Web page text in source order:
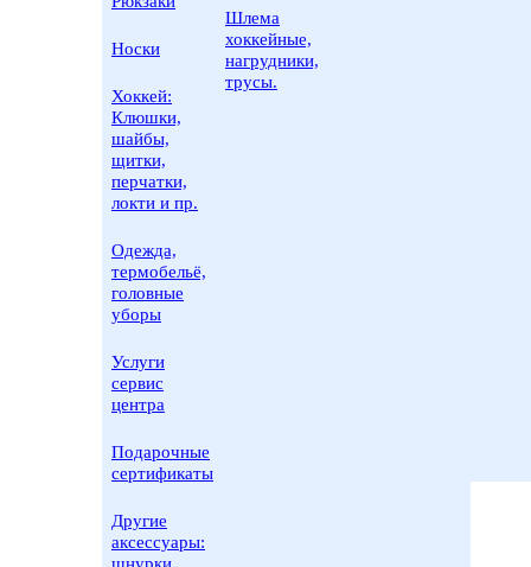
Носки
Хоккей:
Клюшки,
шайбы,
щитки,
перчатки,
локти и пр.
Одежда,
термобельё,
головные
уборы
Услуги
сервис
центра
Подарочные
сертификаты
Другие
аксессуары:
шнурки,
Шлема
хоккейные,
нагрудники,
трусы.